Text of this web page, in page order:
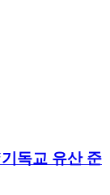
독교 유산 준